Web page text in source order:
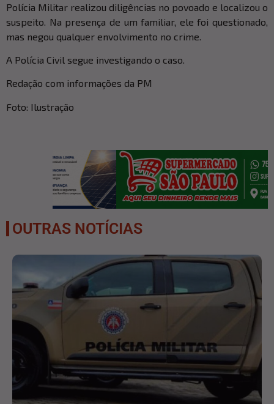
Polícia Militar realizou diligências no povoado e localizou o
suspeito. Na presença de um familiar, ele foi questionado,
mas negou qualquer envolvimento no crime.
A Polícia Civil segue investigando o caso.
Redação com informações da PM
Foto: Ilustração
OUTRAS NOTÍCIAS